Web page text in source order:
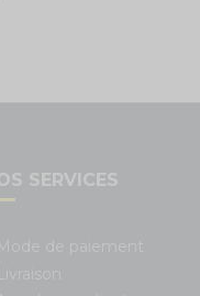
SERVICES